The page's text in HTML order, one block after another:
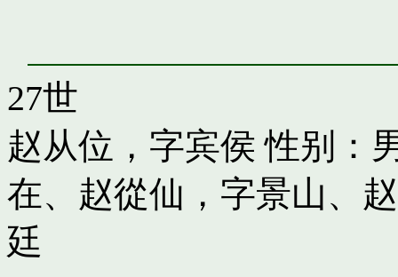
27世
赵从位，字宾侯 性别：
在、 赵從仙，字景山、
廷